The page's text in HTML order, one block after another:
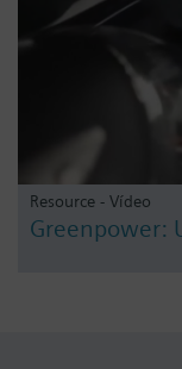
Resource - Vídeo
Greenpower: